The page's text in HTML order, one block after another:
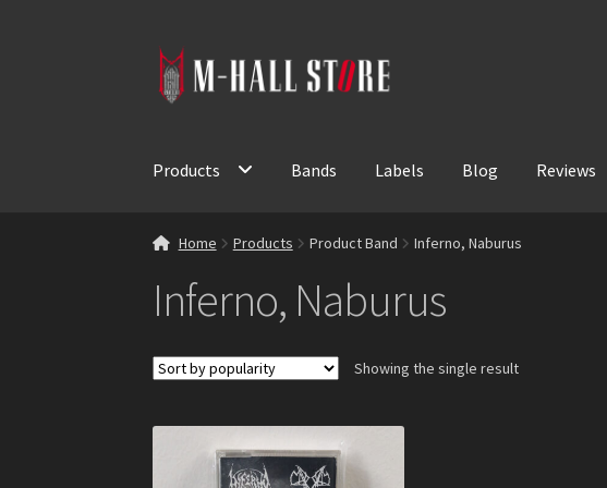
Skip
to
Skip
to
Products Bands Labels Blog Reviews
Home Products Product Band Inferno, Naburus
Inferno, Naburus
Showing the single result